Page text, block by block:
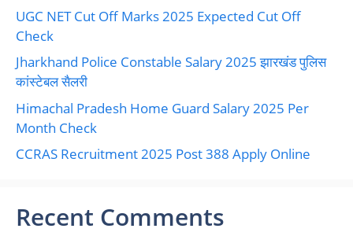
UGC NET Cut Off Marks 2025 Expected Cut Off
Check
Jharkhand Police Constable Salary 2025 झारखंड पुलिस
कांस्टेबल सैलरी
Himachal Pradesh Home Guard Salary 2025 Per
Month Check
CCRAS Recruitment 2025 Post 388 Apply Online
Recent Comments